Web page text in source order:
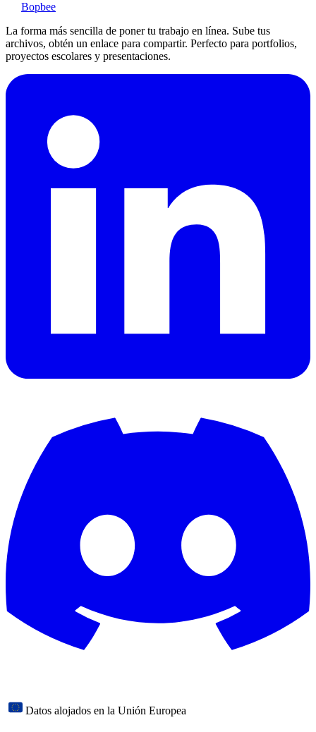
Bopbee
La forma más sencilla de poner tu trabajo en línea. Sube tus
archivos, obtén un enlace para compartir. Perfecto para portfolios,
proyectos escolares y presentaciones.
Datos alojados en la Unión Europea